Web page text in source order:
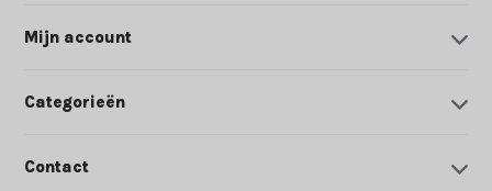
Mijn account
Categorieën
Contact